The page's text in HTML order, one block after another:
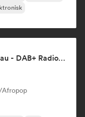
La Radio du bord de l'eau - DAB+ Radio Station (Switzerland)